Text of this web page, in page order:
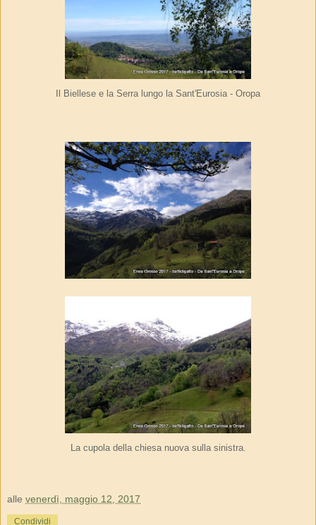
Il Biellese e la Serra lungo la Sant'Eurosia - Oropa
La cupola della chiesa nuova sulla sinistra.
alle venerdì, maggio 12, 2017
Condividi